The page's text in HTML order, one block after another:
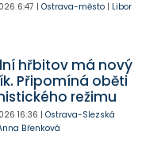
6:47 | Ostrava-město| Libor
hřbitov má nový
Připomíná oběti
režimu
16:36 | Ostrava-Slezská
Břenková